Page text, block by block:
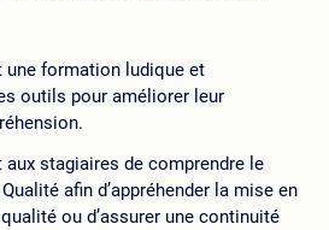
une formation ludique et
outils pour améliorer leur
stagiaires de comprendre le
afin d’appréhender la mise en
ou d’assurer une continuité